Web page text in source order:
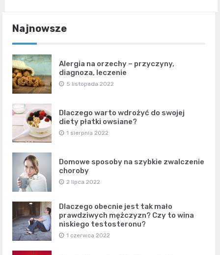
Najnowsze
Alergia na orzechy – przyczyny,
diagnoza, leczenie
5 listopada 2022
Dlaczego warto wdrożyć do swojej
diety płatki owsiane?
1 sierpnia 2022
Domowe sposoby na szybkie zwalczenie
choroby
2 lipca 2022
Dlaczego obecnie jest tak mało
prawdziwych mężczyzn? Czy to wina
niskiego testosteronu?
1 czerwca 2022